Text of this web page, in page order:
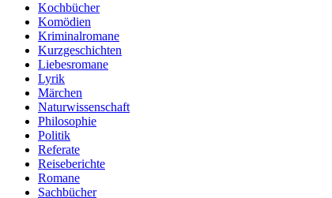
Kochbücher
Komödien
Kriminalromane
Kurzgeschichten
Liebesromane
Lyrik
Märchen
Naturwissenschaft
Philosophie
Politik
Referate
Reiseberichte
Romane
Sachbücher